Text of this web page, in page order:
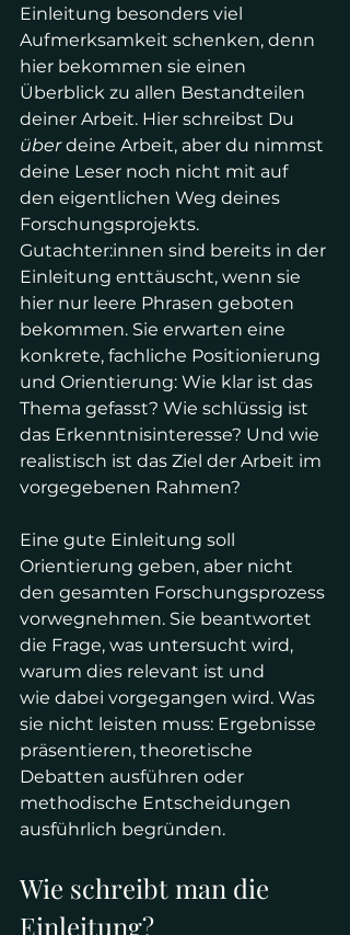
Einleitung besonders viel
Aufmerksamkeit schenken, denn
hier bekommen sie einen
Überblick zu allen Bestandteilen
deiner Arbeit. Hier schreibst Du
über deine Arbeit, aber du nimmst
deine Leser noch nicht mit auf
den eigentlichen Weg deines
Forschungsprojekts.
Gutachter:innen sind bereits in der
Einleitung enttäuscht, wenn sie
hier nur leere Phrasen geboten
bekommen. Sie erwarten eine
konkrete, fachliche Positionierung
und Orientierung: Wie klar ist das
Thema gefasst? Wie schlüssig ist
das Erkenntnisinteresse? Und wie
realistisch ist das Ziel der Arbeit im
vorgegebenen Rahmen?
Eine gute Einleitung soll
Orientierung geben, aber nicht
den gesamten Forschungsprozess
vorwegnehmen. Sie beantwortet
die Frage, was untersucht wird,
warum dies relevant ist und
wie dabei vorgegangen wird. Was
sie nicht leisten muss: Ergebnisse
präsentieren, theoretische
Debatten ausführen oder
methodische Entscheidungen
ausführlich begründen.
Wie schreibt man die
Einleitung?